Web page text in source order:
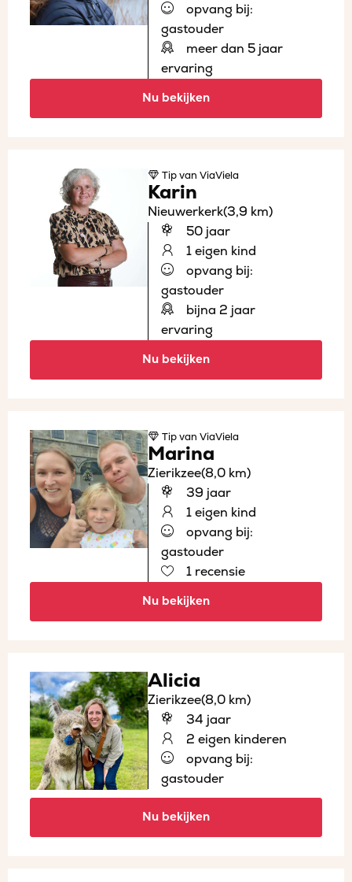
opvang bij:
gastouder
meer dan 5 jaar
ervaring
Nu bekijken
Tipvan ViaViela
Karin
Nieuwerkerk(3,9 km)
50 jaar
1 eigen kind
opvang bij:
gastouder
bijna 2 jaar
ervaring
Nu bekijken
Tipvan ViaViela
Marina
Zierikzee(8,0 km)
39 jaar
1 eigen kind
opvang bij:
gastouder
1 recensie
Nu bekijken
Alicia
Zierikzee(8,0 km)
34 jaar
2 eigen kinderen
opvang bij:
gastouder
Nu bekijken